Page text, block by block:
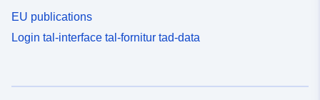
EU publications
Login tal-interface tal-fornitur tad-data